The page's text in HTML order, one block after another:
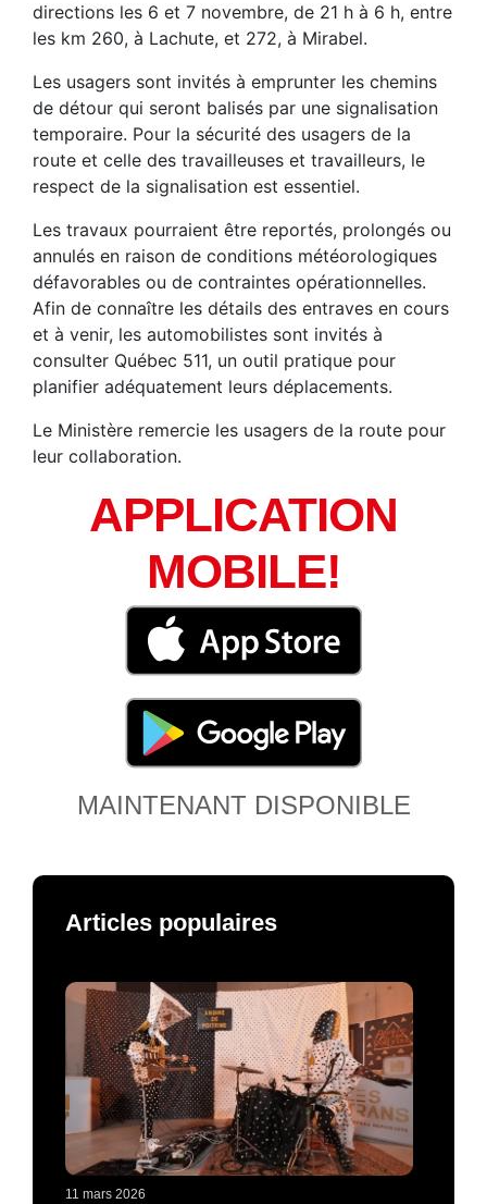
directions les 6 et 7 novembre, de 21 h à 6 h, entre
les km 260, à Lachute, et 272, à Mirabel.
Les usagers sont invités à emprunter les chemins
de détour qui seront balisés par une signalisation
temporaire. Pour la sécurité des usagers de la
route et celle des travailleuses et travailleurs, le
respect de la signalisation est essentiel.
Les travaux pourraient être reportés, prolongés ou
annulés en raison de conditions météorologiques
défavorables ou de contraintes opérationnelles.
Afin de connaître les détails des entraves en cours
et à venir, les automobilistes sont invités à
consulter Québec 511, un outil pratique pour
planifier adéquatement leurs déplacements.
Le Ministère remercie les usagers de la route pour
leur collaboration.
APPLICATION
MOBILE!
MAINTENANT DISPONIBLE
Articles populaires
11 mars 2026